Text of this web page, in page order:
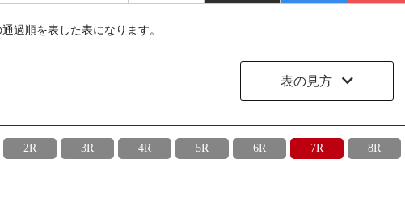
過順を表した表になります。
表の見方
2R 3R 4R 5R 6R 7R 8R